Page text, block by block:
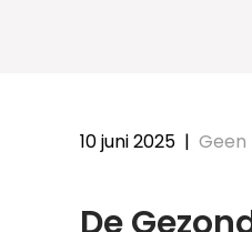
10 juni 2025 |